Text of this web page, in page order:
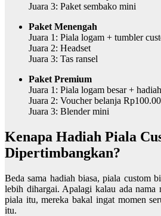
Juara 3: Paket sembako mini
Paket Menengah
Juara 1: Piala logam + tumbler
Juara 2: Headset
Juara 3: Tas ransel
Paket Premium
Juara 1: Piala logam besar +
Juara 2: Voucher belanja
Juara 3: Blender mini
Kenapa Hadiah Piala
Dipertimbangkan?
Beda sama hadiah biasa, piala custom
lebih dihargai. Apalagi kalau ada nama
piala itu, mereka bakal ingat momen
itu.